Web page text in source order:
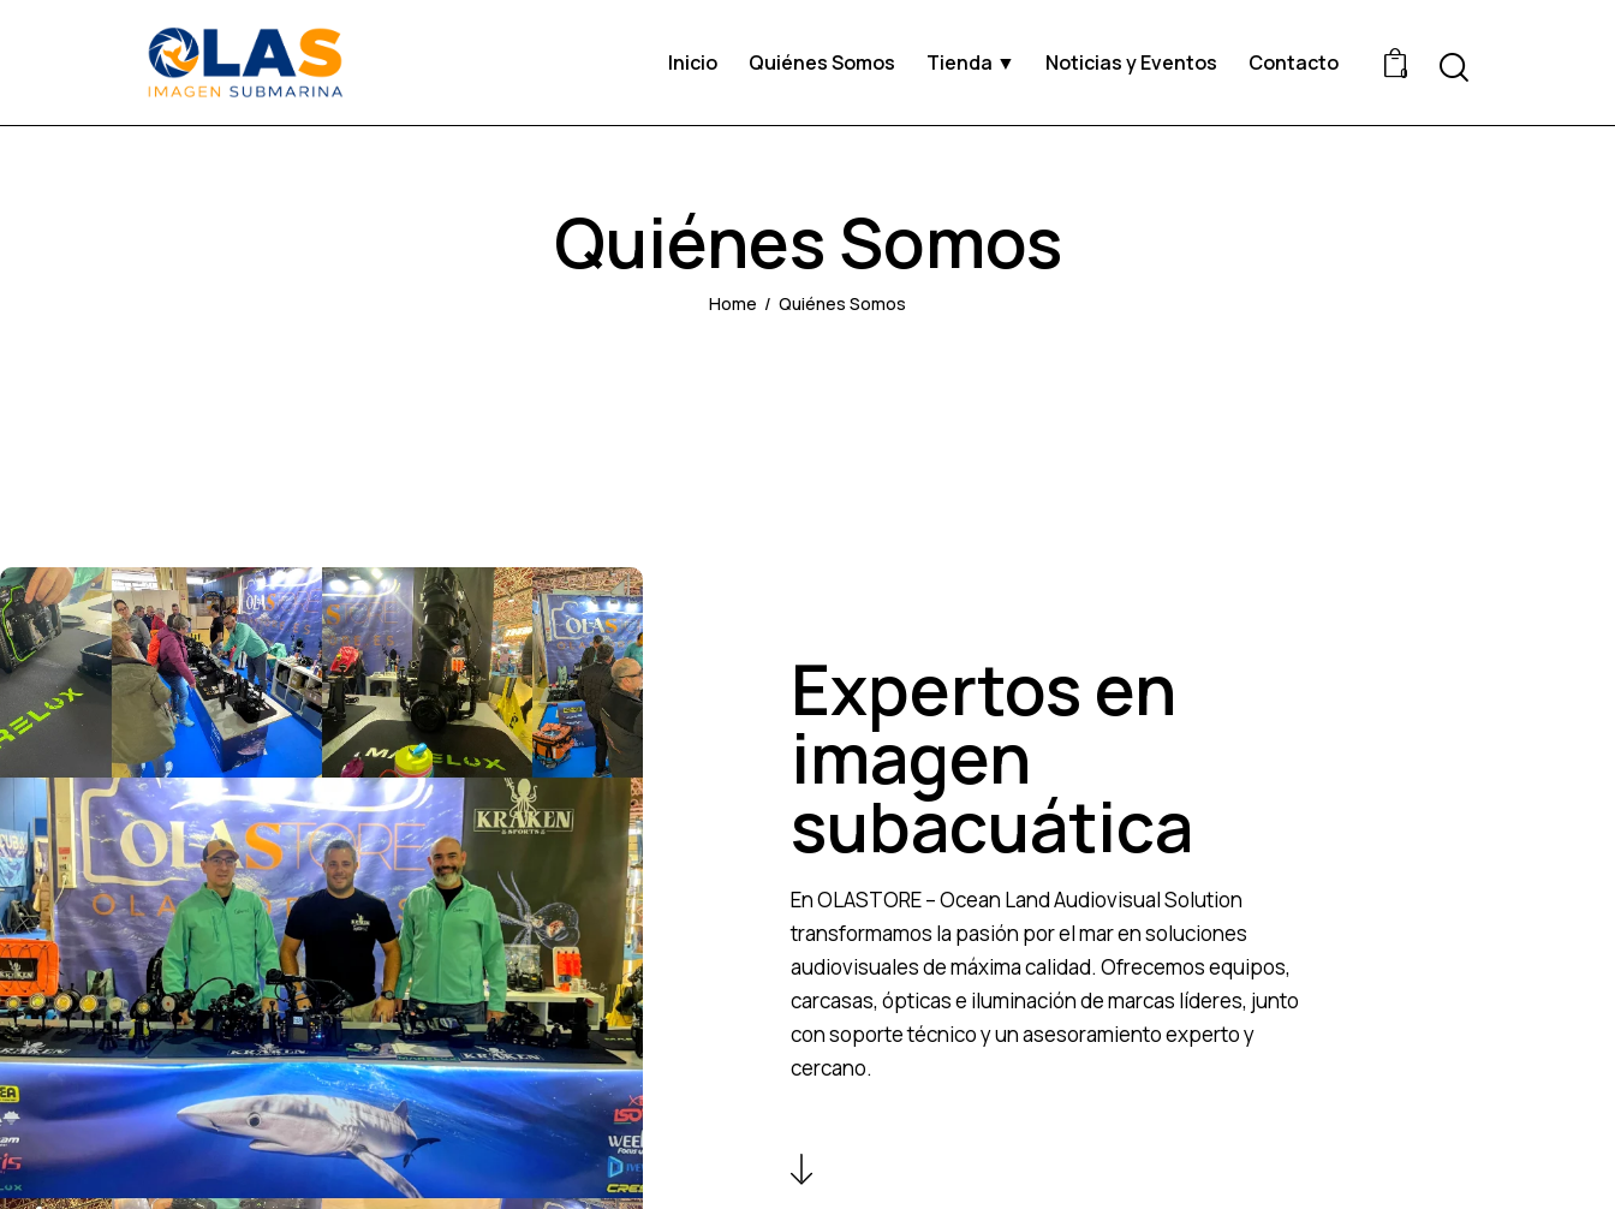
Inicio Quiénes Somos Tienda ▼ Noticias y Eventos Contacto 0
Quiénes Somos
Home Quiénes Somos
Expertos en
imagen
subacuática
En OLASTORE – Ocean Land Audiovisual Solution
transformamos la pasión por el mar en soluciones
audiovisuales de máxima calidad. Ofrecemos equipos,
carcasas, ópticas e iluminación de marcas líderes, junto
con soporte técnico y un asesoramiento experto y
cercano.